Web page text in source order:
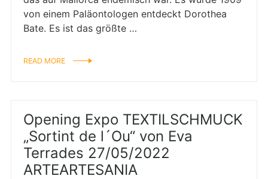
von einem Paläontologen entdeckt Dorothea
Bate. Es ist das größte …
READ MORE
Opening Expo TEXTILSCHMUCK
„Sortint de l´Ou“ von Eva
Terrades 27/05/2022
ARTEARTESANIA